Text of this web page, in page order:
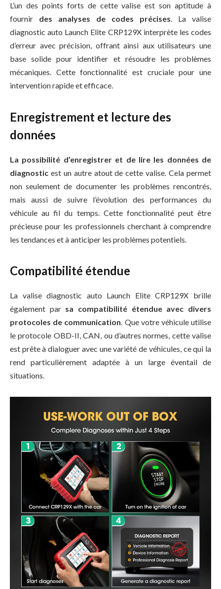
L’un des points forts de cette valise est son aptitude à
fournir des analyses de codes précises. La valise
diagnostic auto Launch Elite CRP129X interprète les codes
d’erreur avec précision, offrant ainsi aux utilisateurs une
base solide pour identifier et résoudre les problèmes
mécaniques. Cette fonctionnalité est cruciale pour une
intervention rapide et efficace.
Enregistrement et lecture des
données
La possibilité d’enregistrer et de lire les données de
diagnostic est un autre atout de cette valise. Cela permet
non seulement de documenter les problèmes rencontrés,
mais aussi de suivre l’évolution des performances du
véhicule au fil du temps. Cette fonctionnalité peut être
précieuse pour les professionnels cherchant à comprendre
les tendances et à anticiper les problèmes potentiels.
Compatibilité étendue
La valise diagnostic auto Launch Elite CRP129X brille
également par sa compatibilité étendue avec divers
protocoles de communication. Que votre véhicule utilise
le protocole OBD-II, CAN, ou d’autres normes, cette valise
est prête à dialoguer avec une variété de véhicules, ce qui la
rend particulièrement adaptée à un large éventail de
situations.